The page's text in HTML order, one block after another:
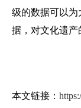
级的数据可以为
据，对文化遗产
本文链接：